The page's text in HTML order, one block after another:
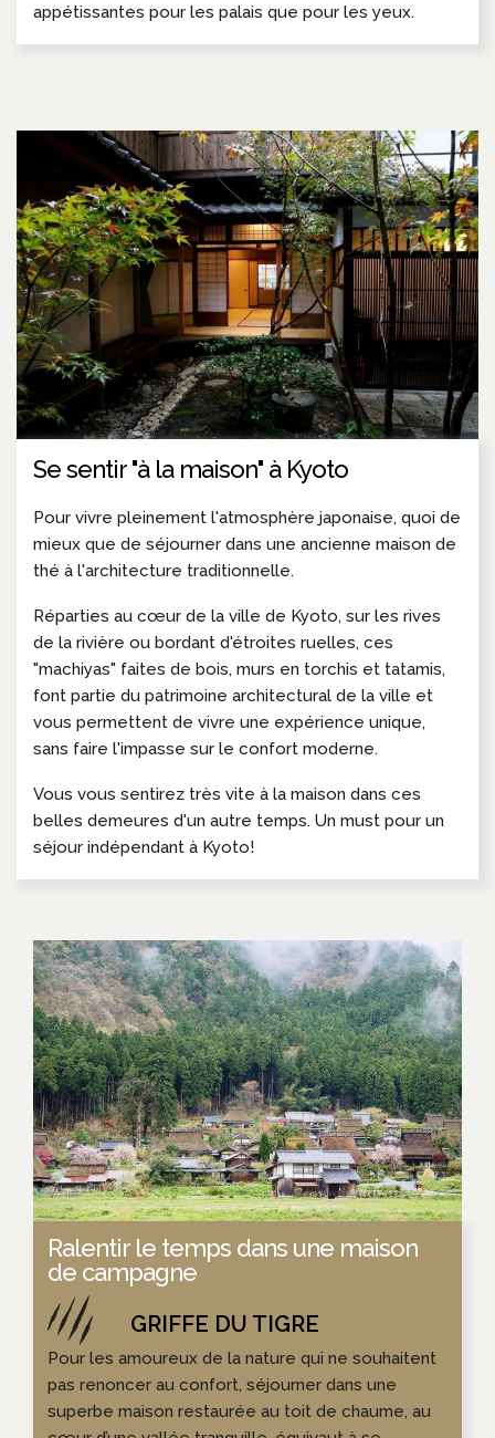
appétissantes pour les palais que pour les yeux.
Se sentir "à la maison" à Kyoto
Pour vivre pleinement l'atmosphère japonaise, quoi de
mieux que de séjourner dans une ancienne maison de
thé à l'architecture traditionnelle.
Réparties au cœur de la ville de Kyoto, sur les rives
de la rivière ou bordant d'étroites ruelles, ces
"machiyas" faites de bois, murs en torchis et tatamis,
font partie du patrimoine architectural de la ville et
vous permettent de vivre une expérience unique,
sans faire l'impasse sur le confort moderne.
Vous vous sentirez très vite à la maison dans ces
belles demeures d'un autre temps. Un must pour un
séjour indépendant à Kyoto!
Ralentir le temps dans une maison
de campagne
Pour les amoureux de la nature qui ne souhaitent
pas renoncer au confort, séjourner dans une
superbe maison restaurée au toit de chaume, au